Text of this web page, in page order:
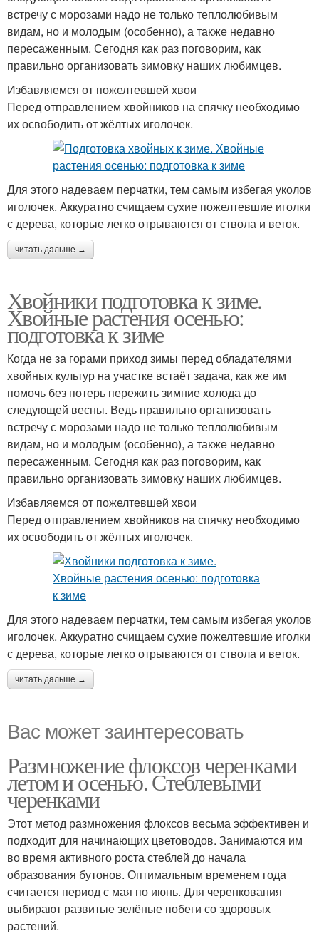
встречу с морозами надо не только теплолюбивым
видам, но и молодым (особенно), а также недавно
пересаженным. Сегодня как раз поговорим, как
правильно организовать зимовку наших любимцев.
Избавляемся от пожелтевшей хвои
Перед отправлением хвойников на спячку необходимо
их освободить от жёлтых иголочек.
Для этого надеваем перчатки, тем самым избегая уколов
иголочек. Аккуратно счищаем сухие пожелтевшие иголки
с дерева, которые легко отрываются от ствола и веток.
читать дальше →
Хвойники подготовка к зиме.
Хвойные растения осенью:
подготовка к зиме
Когда не за горами приход зимы перед обладателями
хвойных культур на участке встаёт задача, как же им
помочь без потерь пережить зимние холода до
следующей весны. Ведь правильно организовать
встречу с морозами надо не только теплолюбивым
видам, но и молодым (особенно), а также недавно
пересаженным. Сегодня как раз поговорим, как
правильно организовать зимовку наших любимцев.
Избавляемся от пожелтевшей хвои
Перед отправлением хвойников на спячку необходимо
их освободить от жёлтых иголочек.
Для этого надеваем перчатки, тем самым избегая уколов
иголочек. Аккуратно счищаем сухие пожелтевшие иголки
с дерева, которые легко отрываются от ствола и веток.
читать дальше →
Вас может заинтересовать
Размножение флоксов черенками
летом и осенью. Стеблевыми
черенками
Этот метод размножения флоксов весьма эффективен и
подходит для начинающих цветоводов. Занимаются им
во время активного роста стеблей до начала
образования бутонов. Оптимальным временем года
считается период с мая по июнь. Для черенкования
выбирают развитые зелёные побеги со здоровых
растений.